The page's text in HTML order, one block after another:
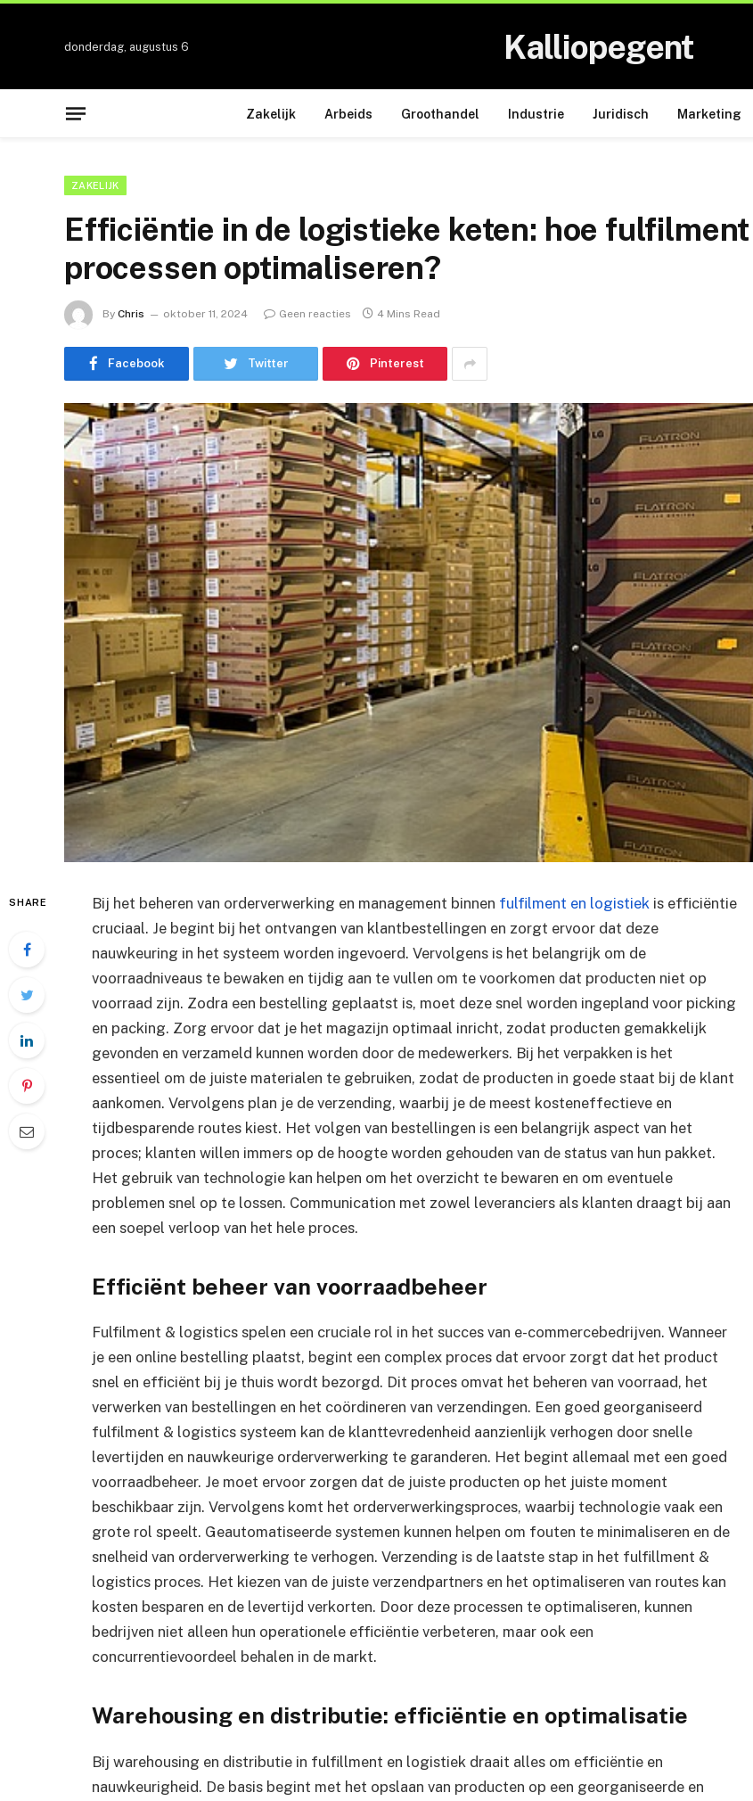
donderdag, augustus 6 Kalliopegent
Zakelijk Arbeids Groothandel Industrie Juridisch Marketing
ZAKELIJK
Efficiëntie in de logistieke keten: hoe fulfilment
processen optimaliseren?
By Chris oktober 11, 2024 Geen reacties 4 Mins Read
Facebook Twitter Pinterest
SHARE Bij het beheren van orderverwerking en management binnen fulfilment en logistiek is efficiëntie
cruciaal. Je begint bij het ontvangen van klantbestellingen en zorgt ervoor dat deze
nauwkeuring in het systeem worden ingevoerd. Vervolgens is het belangrijk om de
voorraadniveaus te bewaken en tijdig aan te vullen om te voorkomen dat producten niet op
voorraad zijn. Zodra een bestelling geplaatst is, moet deze snel worden ingepland voor picking
en packing. Zorg ervoor dat je het magazijn optimaal inricht, zodat producten gemakkelijk
gevonden en verzameld kunnen worden door de medewerkers. Bij het verpakken is het
essentieel om de juiste materialen te gebruiken, zodat de producten in goede staat bij de klant
aankomen. Vervolgens plan je de verzending, waarbij je de meest kosteneffectieve en
tijdbesparende routes kiest. Het volgen van bestellingen is een belangrijk aspect van het
proces; klanten willen immers op de hoogte worden gehouden van de status van hun pakket.
Het gebruik van technologie kan helpen om het overzicht te bewaren en om eventuele
problemen snel op te lossen. Communication met zowel leveranciers als klanten draagt bij aan
een soepel verloop van het hele proces.
Efficiënt beheer van voorraadbeheer
Fulfilment & logistics spelen een cruciale rol in het succes van e-commercebedrijven. Wanneer
je een online bestelling plaatst, begint een complex proces dat ervoor zorgt dat het product
snel en efficiënt bij je thuis wordt bezorgd. Dit proces omvat het beheren van voorraad, het
verwerken van bestellingen en het coördineren van verzendingen. Een goed georganiseerd
fulfilment & logistics systeem kan de klanttevredenheid aanzienlijk verhogen door snelle
levertijden en nauwkeurige orderverwerking te garanderen. Het begint allemaal met een goed
voorraadbeheer. Je moet ervoor zorgen dat de juiste producten op het juiste moment
beschikbaar zijn. Vervolgens komt het orderverwerkingsproces, waarbij technologie vaak een
grote rol speelt. Geautomatiseerde systemen kunnen helpen om fouten te minimaliseren en de
snelheid van orderverwerking te verhogen. Verzending is de laatste stap in het fulfillment &
logistics proces. Het kiezen van de juiste verzendpartners en het optimaliseren van routes kan
kosten besparen en de levertijd verkorten. Door deze processen te optimaliseren, kunnen
bedrijven niet alleen hun operationele efficiëntie verbeteren, maar ook een
concurrentievoordeel behalen in de markt.
Warehousing en distributie: efficiëntie en optimalisatie
Bij warehousing en distributie in fulfillment en logistiek draait alles om efficiëntie en
nauwkeurigheid. De basis begint met het opslaan van producten op een georganiseerde en